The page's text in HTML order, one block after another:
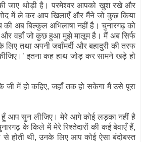
जाए थोड़ी है। परमेश्वर आपको खुश रखे और
में ले कर आप खिलाएँ और मैंने जो कुछ किया
अब बिल्कुल अभिलाषा नहीं है। चुनारगढ़ को
वहाँ जो कुछ हुआ मुझे मालूम है। मैं अब सिर्फ
लिए तथा अपनी जवाँमर्दी और बहादुरी की तरफ
इतना कह हाथ जोड़ कर सामने खड़े हो
जी में हो कहिए, जहाँ तक हो सकेगा मैं उसे पूरा
हूँ आप सुन लीजिए। मेरे आगे कोई लड़का नहीं है
के किले में मेरे रिश्तेदारों की कई बेवाएँ हैं,
से होती थी, उनके लिए आप कोई ऐसा बंदोबस्त